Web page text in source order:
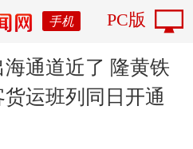
手机 PC版
通道近了 隆黄铁
运班列同日开通